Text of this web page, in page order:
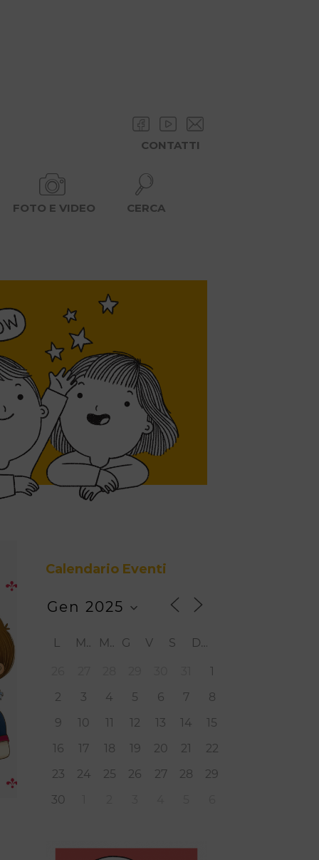
CONTATTI
FOTO E VIDEO CERCA
Calendario Eventi
L M M G V S D
1
2
3 4 5 6 7
8
9
10 11 12 13 14
15
16
17 18 19 20 21
22
23
24 25 26 27 28
29
30